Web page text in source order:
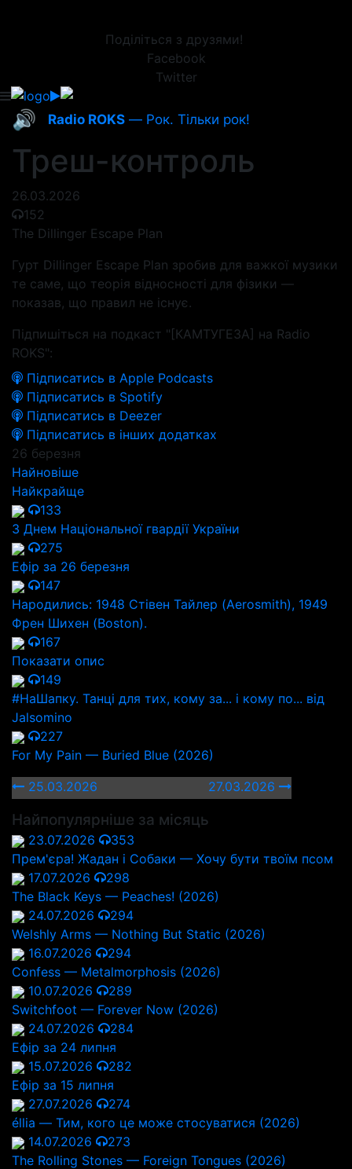
Поділіться з друзями!
Facebook
Twitter
🔊 Radio ROKS — Рок. Тільки рок!
Треш-контроль
26.03.2026
152
The Dillinger Escape Plan
Гурт Dillinger Escape Plan зробив для важкої музики
те саме, що теорія відносності для фізики —
показав, що правил не існує.
Підпишіться на подкаст "[КАМТУГЕЗА] на Radio
ROKS":
Підписатись в Apple Podcasts
Підписатись в Spotify
Підписатись в Deezer
Підписатись в інших додатках
26 березня
Найновіше
Найкрайще
133
З Днем Національної гвардії України
275
Ефір за 26 березня
147
Народились: 1948 Стівен Тайлер (Aerosmith), 1949
Френ Шихен (Boston).
167
Показати опис
149
#НаШапку. Танці для тих, кому за... і кому по... від
Jalsomino
227
For My Pain — Buried Blue (2026)
25.03.2026
27.03.2026
Найпопулярніше за місяць
23.07.2026
353
Прем'єра! Жадан і Собаки — Хочу бути твоїм псом
17.07.2026
298
The Black Keys — Peaches! (2026)
24.07.2026
294
Welshly Arms — Nothing But Static (2026)
16.07.2026
294
Confess — Metalmorphosis (2026)
10.07.2026
289
Switchfoot — Forever Now (2026)
24.07.2026
284
Ефір за 24 липня
15.07.2026
282
Ефір за 15 липня
27.07.2026
274
éllia — Тим, кого це може стосуватися (2026)
14.07.2026
273
The Rolling Stones — Foreign Tongues (2026)